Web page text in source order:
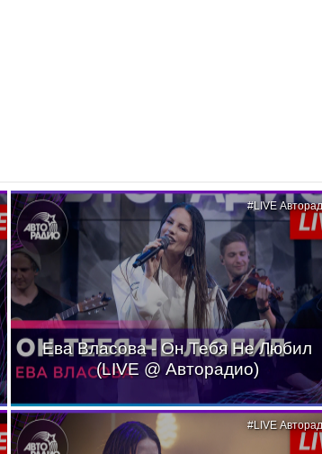
Ева Власова - Он Тебя Не Любил
(LIVE @ Авторадио)
#LIVE
#LIVE